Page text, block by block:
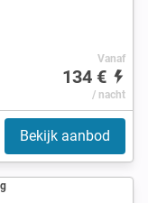
Vanaf
134 €
/ nacht
Bekijk aanbod